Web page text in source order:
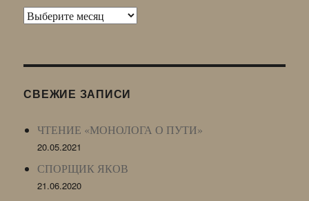
Архив
LJ
СВЕЖИЕ ЗАПИСИ
ЧТЕНИЕ «МОНОЛОГА О ПУТИ»
20.05.2021
СПОРЩИК ЯКОВ
21.06.2020